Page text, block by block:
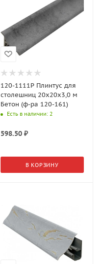
120-1111P Плинтус для
столешниц 20х20х3,0 м
Бетон (ф-ра 120-161)
Есть в наличии: 2
598.50₽
В КОРЗИНУ